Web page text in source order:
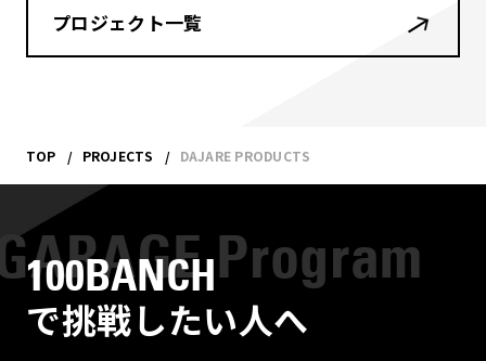
プロジェクト一覧
TOP PROJECTS DAJARE PRODUCTS
100BANCH
で挑戦したい人へ